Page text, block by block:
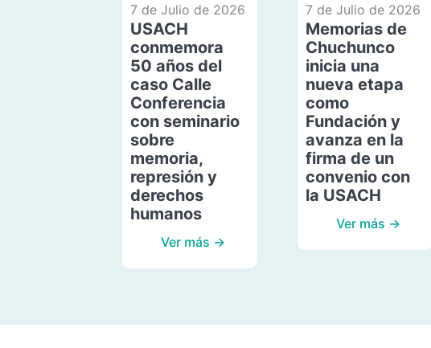
7 de Julio de 2026
USACH
conmemora
50 años del
caso Calle
Conferencia
con seminario
sobre
memoria,
represión y
derechos
humanos
Ver más →
7 de Julio de 2026
Memorias de
Chuchunco
inicia una
nueva etapa
como
Fundación y
avanza en la
firma de un
convenio con
la USACH
Ver más →